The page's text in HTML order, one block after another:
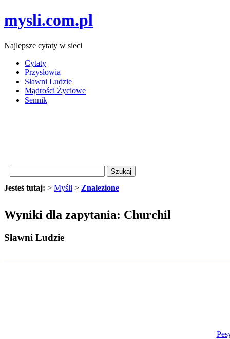
mysli.com.pl
Najlepsze cytaty w sieci
Cytaty
Przysłowia
Sławni Ludzie
Mądrości Życiowe
Sennik
Jesteś tutaj: > Myśli > Znalezione
Wyniki dla zapytania: Churchil
Sławni Ludzie